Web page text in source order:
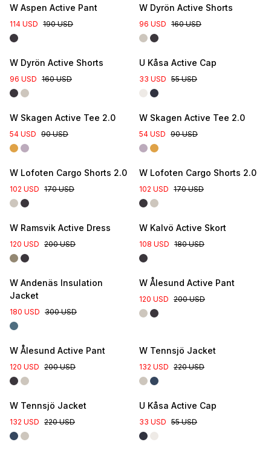
W Aspen Active Pant
114 USD 190 USD
W Dyrön Active Shorts
96 USD 160 USD
W Dyrön Active Shorts
96 USD 160 USD
U Kåsa Active Cap
33 USD 55 USD
W Skagen Active Tee 2.0
54 USD 90 USD
W Skagen Active Tee 2.0
54 USD 90 USD
W Lofoten Cargo Shorts 2.0
102 USD 170 USD
W Lofoten Cargo Shorts 2.0
102 USD 170 USD
W Ramsvik Active Dress
120 USD 200 USD
W Kalvö Active Skort
108 USD 180 USD
W Andenäs Insulation
Jacket
180 USD 300 USD
W Ålesund Active Pant
120 USD 200 USD
W Ålesund Active Pant
120 USD 200 USD
W Tennsjö Jacket
132 USD 220 USD
W Tennsjö Jacket
132 USD 220 USD
U Kåsa Active Cap
33 USD 55 USD